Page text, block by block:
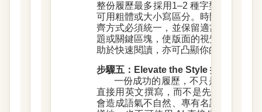
整份履歷最多採用1–2 種字型、兩種字
可用粗體或大小寫區分。時間呈現方式
齊方式必須統一，並保留適當留白以增
題或關鍵區塊，使版面的視覺層次更加
助於快速閱讀，亦可凸顯你的專業形象
步驟五：Elevate the Style 提升語言風
一份成功的履歷，不只是資訊的羅
直接用英文撰寫，而不是先寫中文履
會造成語氣不自然、專有名詞錯誤或因